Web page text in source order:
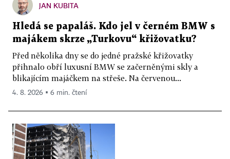
JAN KUBITA
Hledá se papaláš. Kdo jel v černém BMW s
majákem skrze „Turkovu“ křižovatku?
Před několika dny se do jedné pražské křižovatky
přihnalo obří luxusní BMW se začerněnými skly a
blikajícím majáčkem na střeše. Na červenou...
4. 8. 2026 ▪ 6 min. čtení